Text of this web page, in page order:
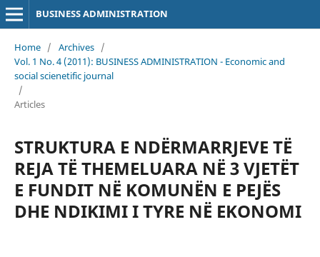
BUSINESS ADMINISTRATION
Home / Archives /
Vol. 1 No. 4 (2011): BUSINESS ADMINISTRATION - Economic and
social scienetific journal
/
Articles
STRUKTURA E NDËRMARRJEVE TË
REJA TË THEMELUARA NË 3 VJETËT
E FUNDIT NË KOMUNËN E PEJËS
DHE NDIKIMI I TYRE NË EKONOMI